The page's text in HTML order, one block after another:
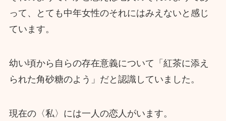
って、とても中年女性のそれにはみえないと感じ
ています。
幼い頃から自らの存在意義について「紅茶に添え
られた角砂糖のよう」だと認識していました。
現在の〈私〉には一人の恋人がいます。